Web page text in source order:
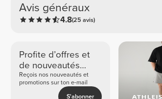
Avis généraux
4.8(25 avis)
Profite d’offres et
de nouveautés
exclusives
Reçois nos nouveautés et
promotions sur ton e-mail
S'abonner